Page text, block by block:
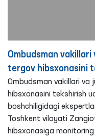
Ombudsman
tergov hibsxonasini
Ombudsman vakillari
hibsxonasini tekshirish
boshchiligidagi
Toshkent viloyati
hibsxonasiga